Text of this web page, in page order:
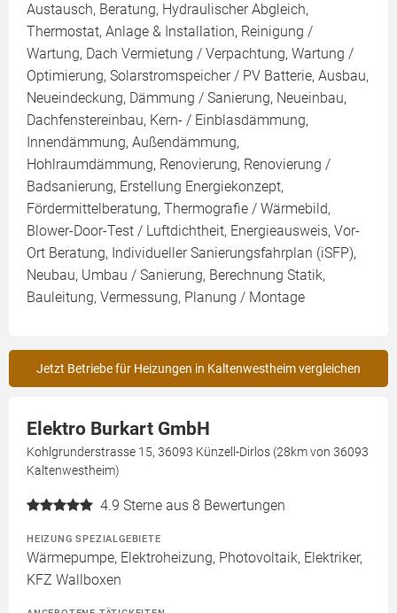
Austausch, Beratung, Hydraulischer Abgleich,
Thermostat, Anlage & Installation, Reinigung /
Wartung, Dach Vermietung / Verpachtung, Wartung /
Optimierung, Solarstromspeicher / PV Batterie, Ausbau,
Neueindeckung, Dämmung / Sanierung, Neueinbau,
Dachfenstereinbau, Kern- / Einblasdämmung,
Innendämmung, Außendämmung,
Hohlraumdämmung, Renovierung, Renovierung /
Badsanierung, Erstellung Energiekonzept,
Fördermittelberatung, Thermografie / Wärmebild,
Blower-Door-Test / Luftdichtheit, Energieausweis, Vor-
Ort Beratung, Individueller Sanierungsfahrplan (iSFP),
Neubau, Umbau / Sanierung, Berechnung Statik,
Bauleitung, Vermessung, Planung / Montage
Jetzt Betriebe für Heizungen in Kaltenwestheim vergleichen
Elektro Burkart GmbH
Kohlgrunderstrasse 15, 36093 Künzell-Dirlos (28km von 36093
Kaltenwestheim)
4.9 Sterne aus 8 Bewertungen
HEIZUNG SPEZIALGEBIETE
Wärmepumpe, Elektroheizung, Photovoltaik, Elektriker,
KFZ Wallboxen